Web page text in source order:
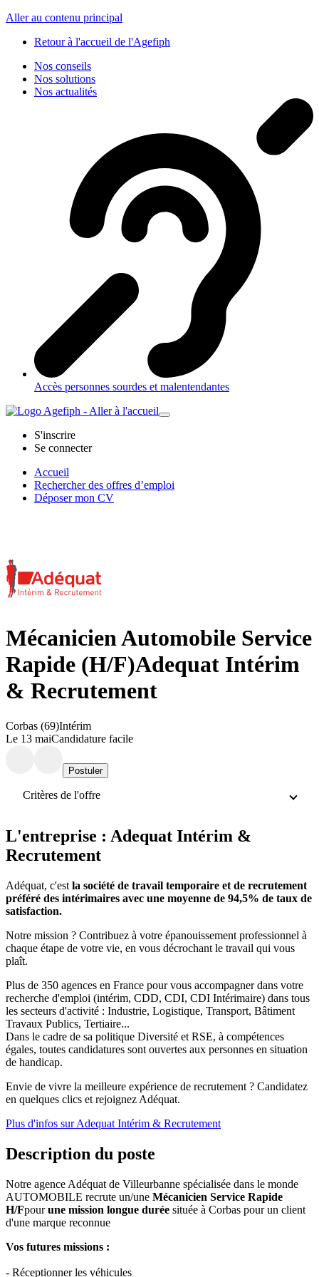
Aller au contenu principal
Retour à l'accueil de l'Agefiph
Nos conseils
Nos solutions
Nos actualités
Accès personnes sourdes et malentendantes
S'inscrire
Se connecter
Accueil
Rechercher des offres d’emploi
Déposer mon CV
Mécanicien Automobile Service
Rapide (H/F)Adequat Intérim
& Recrutement
Corbas (69)Intérim
Le 13 maiCandidature facile
Postuler
Critères de l'offre
L'entreprise : Adequat Intérim &
Recrutement
Adéquat, c'est la société de travail temporaire et de recrutement
préféré des intérimaires avec une moyenne de 94,5% de taux de
satisfaction.
Notre mission ? Contribuez à votre épanouissement professionnel à
chaque étape de votre vie, en vous décrochant le travail qui vous
plaît.
Plus de 350 agences en France pour vous accompagner dans votre
recherche d'emploi (intérim, CDD, CDI, CDI Intérimaire) dans tous
les secteurs d'activité : Industrie, Logistique, Transport, Bâtiment
Travaux Publics, Tertiaire...
Dans le cadre de sa politique Diversité et RSE, à compétences
égales, toutes candidatures sont ouvertes aux personnes en situation
de handicap.
Envie de vivre la meilleure expérience de recrutement ? Candidatez
en quelques clics et rejoignez Adéquat.
Plus d'infos sur Adequat Intérim & Recrutement
Description du poste
Notre agence Adéquat de Villeurbanne spécialisée dans le monde
AUTOMOBILE recrute un/une Mécanicien Service Rapide
H/Fpourune mission longue durée située à Corbas pour un client
d'une marque reconnue
Vos futures missions :
- Réceptionner les véhicules